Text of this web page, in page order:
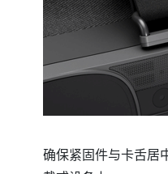
确保紧固件与卡舌居